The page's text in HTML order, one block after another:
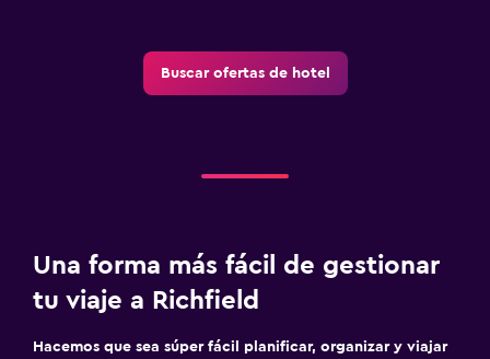
Buscar ofertas de hotel
Una forma más fácil de gestionar
tu viaje a Richfield
Hacemos que sea súper fácil planificar, organizar y viajar